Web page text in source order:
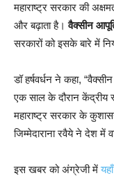
महाराष्ट्र सरकार की
और बढ़ाता है।वैक्सीन
सरकारों को इसके बारे में
डॉ हर्षवर्धन ने कहा,
एक साल के दौरान केंद्रीय
महाराष्ट्र सरकार के
जिम्मेदाराना रवैये ने देश में
इस खबर को अंग्रेजी मेंयहाँ